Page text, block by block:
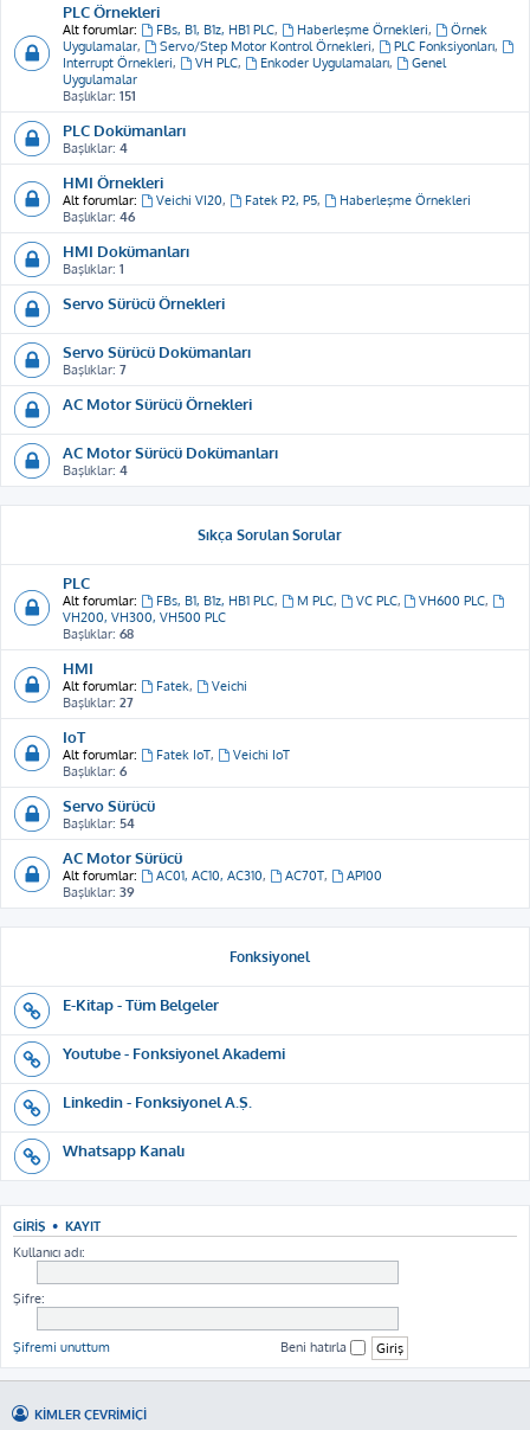
PLC Örnekleri
Alt forumlar: FBs, B1, B1z, HB1 PLC, Haberleşme Örnekleri,
Örnek
Uygulamalar, Servo/Step Motor Kontrol Örnekleri, PLC Fonksiyonları,
Interrupt Örnekleri, VH PLC, Enkoder Uygulamaları,
Genel
Uygulamalar
Başlıklar: 151
PLC Dokümanları
Başlıklar: 4
HMI Örnekleri
Alt forumlar: Veichi VI20, Fatek P2, P5,
Haberleşme Örnekleri
Başlıklar: 46
HMI Dokümanları
Başlıklar: 1
Servo Sürücü Örnekleri
Servo Sürücü Dokümanları
Başlıklar: 7
AC Motor Sürücü Örnekleri
AC Motor Sürücü Dokümanları
Başlıklar: 4
Sıkça Sorulan Sorular
PLC
Alt forumlar: FBs, B1, B1z, HB1 PLC, M PLC, VC PLC, VH600 PLC,
VH200, VH300, VH500 PLC
Başlıklar: 68
HMI
Alt forumlar: Fatek,
Veichi
Başlıklar: 27
IoT
Alt forumlar: Fatek IoT,
Veichi IoT
Başlıklar: 6
Servo Sürücü
Başlıklar: 54
AC Motor Sürücü
Alt forumlar: AC01, AC10, AC310, AC70T,
AP100
Başlıklar: 39
Fonksiyonel
E-Kitap - Tüm Belgeler
Youtube - Fonksiyonel Akademi
Linkedin - Fonksiyonel A.Ş.
Whatsapp Kanalı
GIRIŞ • KAYIT
Kullanıcı adı:
Şifre:
Şifremi unuttum Beni hatırla
KIMLER ÇEVRIMIÇI